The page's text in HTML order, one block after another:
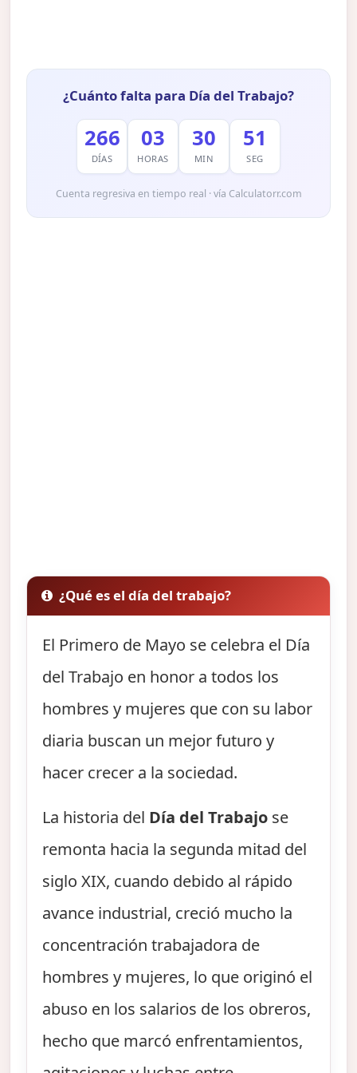
¿Cuánto falta para Día del Trabajo?
266
DÍAS
03
HORAS
30
MIN
50
SEG
Cuenta regresiva en tiempo real · vía Calculatorr.com
¿Qué es el día del trabajo?
El Primero de Mayo se celebra el Día
del Trabajo en honor a todos los
hombres y mujeres que con su labor
diaria buscan un mejor futuro y
hacer crecer a la sociedad.
La historia del Día del Trabajo se
remonta hacia la segunda mitad del
siglo XIX, cuando debido al rápido
avance industrial, creció mucho la
concentración trabajadora de
hombres y mujeres, lo que originó el
abuso en los salarios de los obreros,
hecho que marcó enfrentamientos,